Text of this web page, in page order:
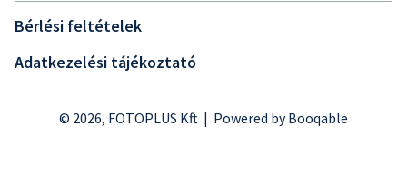
Bérlési feltételek
Adatkezelési tájékoztató
© 2026, FOTOPLUS Kft | Powered by Booqable